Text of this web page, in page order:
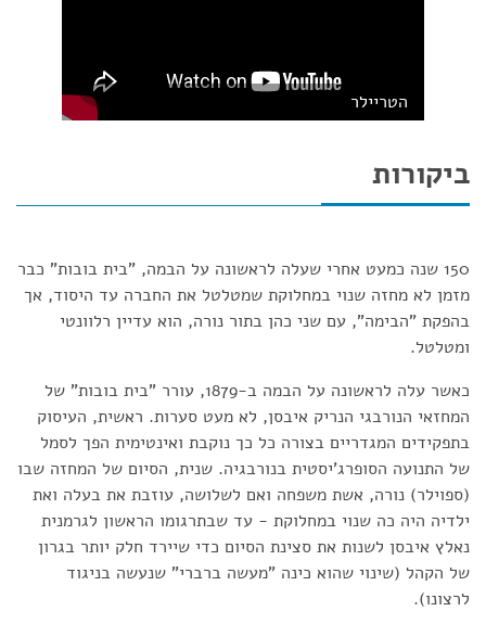
הטריילר
ביקורות
150 שנה כמעט אחרי שעלה לראשונה על הבמה, "בית בובות" כבר
מזמן לא מחזה שנוי במחלוקת שמטלטל את החברה עד היסוד, אך
בהפקת "הבימה", עם שני כהן בתור נורה, הוא עדיין רלוונטי
ומטלטל.
כאשר עלה לראשונה על הבמה ב-1879, עורר "בית בובות" של
המחזאי הנורבגי הנריק איבסן, לא מעט סערות. ראשית, העיסוק
בתפקידים המגדריים בצורה כל כך נוקבת ואינטימית הפך לסמל
של התנועה הסופרג'יסטית בנורבגיה. שנית, הסיום של המחזה שבו
(ספוילר) נורה, אשת משפחה ואם לשלושה, עוזבת את בעלה ואת
ילדיה היה כה שנוי במחלוקת - עד שבתרגומו הראשון לגרמנית
נאלץ איבסן לשנות את סצינת הסיום כדי שיירד חלק יותר בגרון
של הקהל (שינוי שהוא כינה "מעשה ברברי" שנעשה בניגוד
לרצונו).